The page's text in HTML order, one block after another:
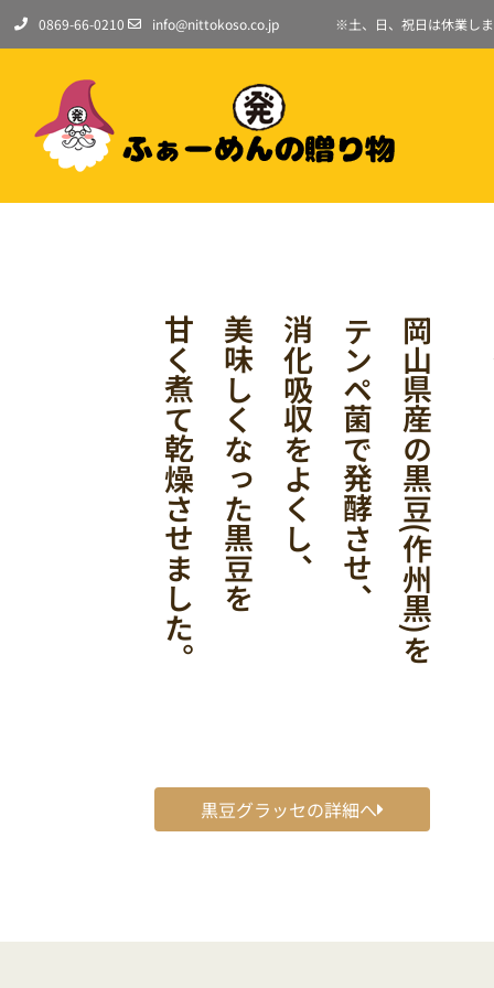
0869-66-0210 info@nittokoso.co.jp ※土、日、祝日は休業し
岡山県産の黒豆(作州黒)を
テンペ菌で発酵させ、
消化吸収をよくし、
美味しくなった黒豆を
甘く煮て乾燥させました。
黒豆グラッセの詳細へ